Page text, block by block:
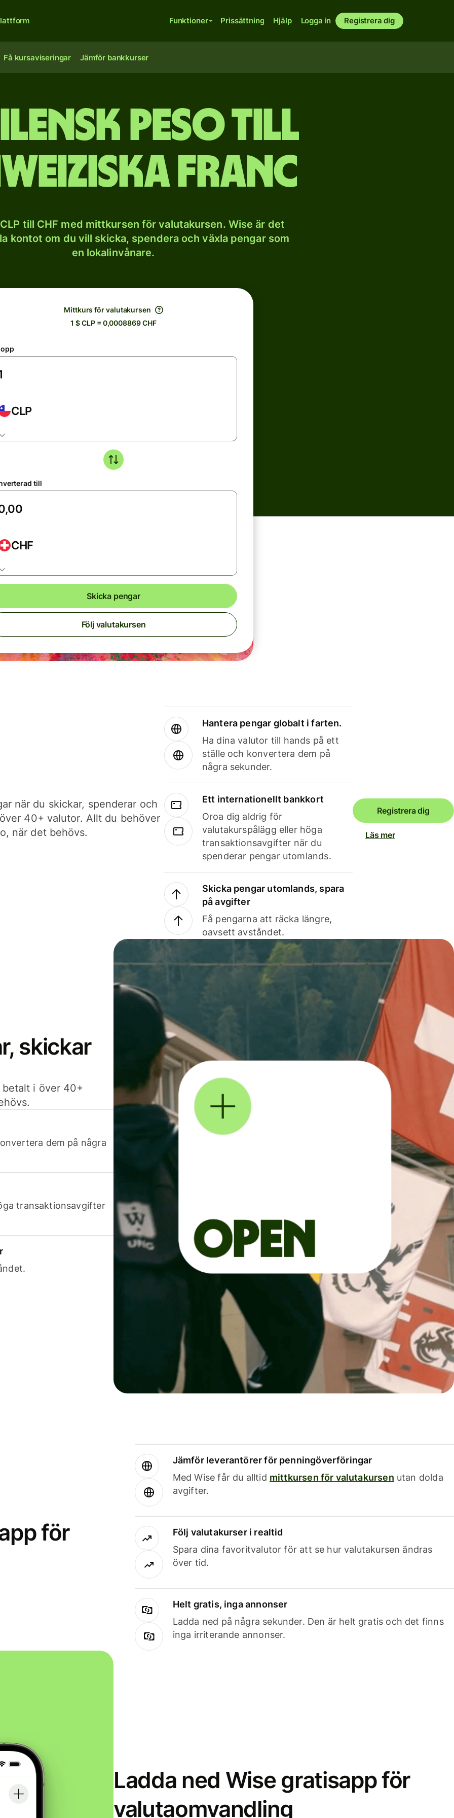
Funktioner Prissättning Hjälp Logga in Registrera dig
Få kursaviseringar Jämför bankkurser
peso till
franc
till CHF med mittkursen för valutakursen. Wise är det
kontot om du vill skicka, spendera och växla pengar som
en lokalinvånare.
Mittkurs för valutakursen
1 $ CLP = 0,0008869 CHF
CLP
till
CHF
Skicka pengar
Följ valutakursen
när du skickar, spenderar och
40+ valutor. Allt du behöver
när det behövs.
Hantera pengar globalt i farten.
Ha dina valutor till hands på ett
ställe och konvertera dem på
några sekunder.
Ett internationellt bankkort
Oroa dig aldrig för
valutakurspålägg eller höga
transaktionsavgifter när du
spenderar pengar utomlands.
Skicka pengar utomlands, spara
på avgifter
Få pengarna att räcka längre,
oavsett avståndet.
Registrera dig
Läs mer
skickar
betalt i över 40+
dem på några
transaktionsavgifter
för
Jämför leverantörer för penningöverföringar
Med Wise får du alltid mittkursen för valutakursen utan dolda
avgifter.
Följ valutakurser i realtid
Spara dina favoritvalutor för att se hur valutakursen ändras
över tid.
Helt gratis, inga annonser
Ladda ned på några sekunder. Den är helt gratis och det finns
inga irriterande annonser.
Ladda ned Wise gratisapp för
valutaomvandling